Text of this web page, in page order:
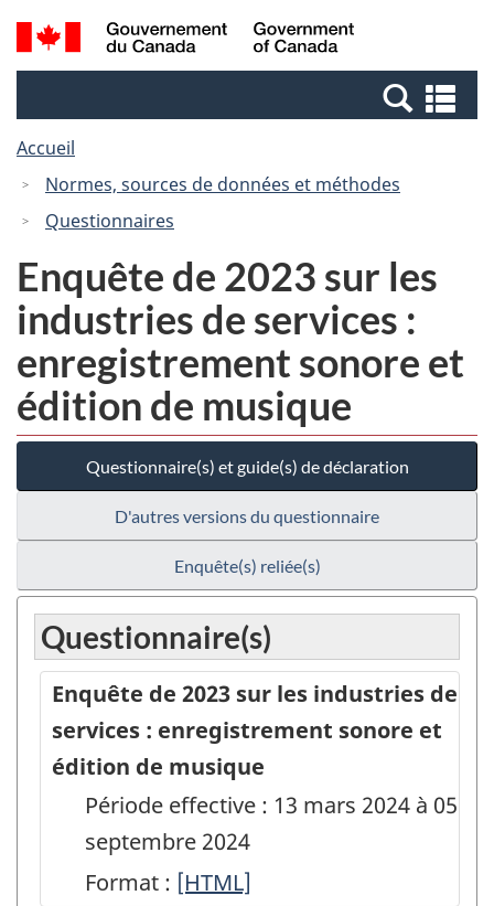
Passer
au
Passer
au
Passer
à
Canada
Recherche
et
et
Accueil
Normes, sources de données et méthodes
Questionnaires
Enquête de 2023 sur les
industries de services :
enregistrement sonore et
édition de musique
Questionnaire(s) et guide(s) de déclaration
D'autres versions du questionnaire
Enquête(s) reliée(s)
Questionnaire(s)
Enquête de 2023 sur les industries de
services : enregistrement sonore et
édition de musique
Période effective : 13 mars 2024 à 05
septembre 2024
Format : Enquête
[HTML]